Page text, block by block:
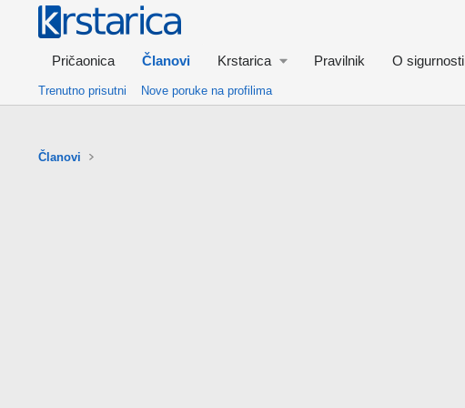
Pričaonica Članovi Krstarica Pravilnik O sigurnosti
Trenutno prisutni Nove poruke na profilima
Članovi